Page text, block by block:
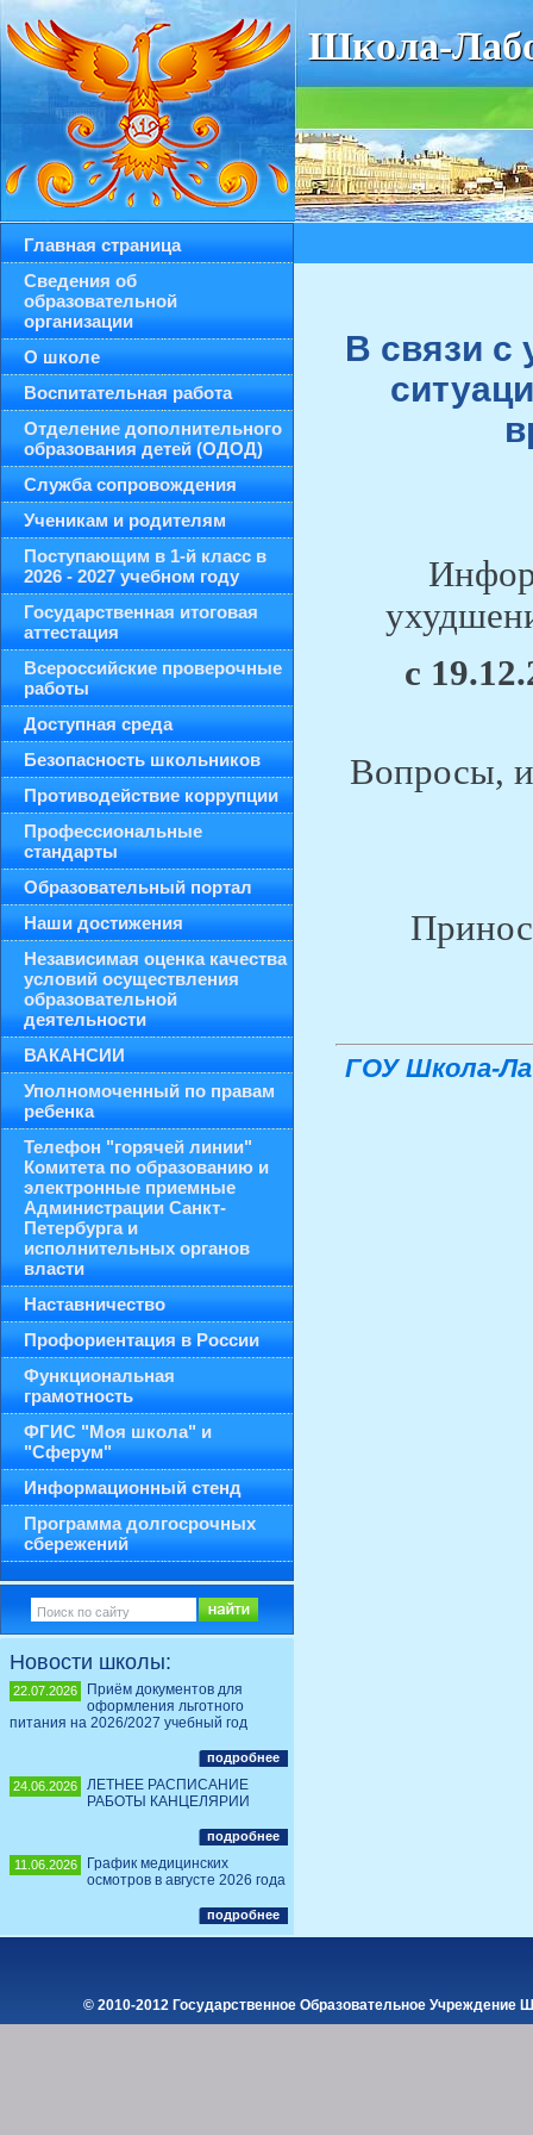
Школа-
Главная страница
Сведения об
образовательной
организации
О школе
Воспитательная работа
Отделение дополнительного
образования детей (ОДОД)
Служба сопровождения
Ученикам и родителям
Поступающим в 1-й класс в
2026 - 2027 учебном году
Государственная итоговая
аттестация
Всероссийские проверочные
работы
Доступная среда
Безопасность школьников
Противодействие коррупции
Профессиональные
стандарты
Образовательный портал
Наши достижения
Независимая оценка качества
условий осуществления
образовательной
деятельности
ВАКАНСИИ
Уполномоченный по правам
ребенка
Телефон "горячей линии"
Комитета по образованию и
электронные приемные
Администрации Санкт-
Петербурга и
исполнительных органов
власти
Наставничество
Профориентация в России
Функциональная
грамотность
ФГИС "Моя школа" и
"Сферум"
Информационный стенд
Программа долгосрочных
сбережений
Новости школы:
22.07.2026
Приём документов для
оформления льготного
питания на 2026/2027 учебный год
подробнее
24.06.2026
ЛЕТНЕЕ РАСПИСАНИЕ
РАБОТЫ КАНЦЕЛЯРИИ
подробнее
11.06.2026
График медицинских
осмотров в августе 2026 года
подробнее
В связи с
с
Вопросы,
ГОУ Школа-
© 2010-2012 Государственное Образовательное Учреждение